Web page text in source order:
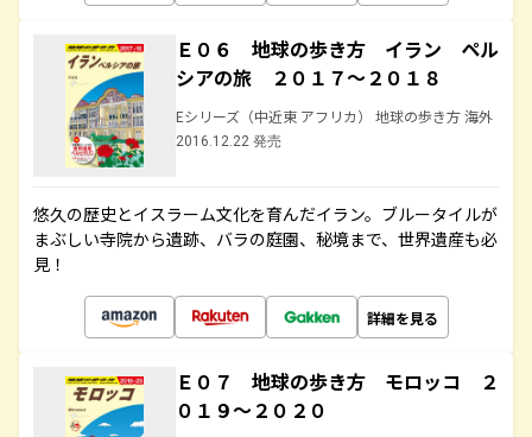
Ｅ０６ 地球の歩き方 イラン ペル
シアの旅 ２０１７～２０１８
Eシリーズ（中近東 アフリカ） 地球の歩き方 海外
2016.12.22 発売
悠久の歴史とイスラーム文化を育んだイラン。ブルータイルが
まぶしい寺院から遺跡、バラの庭園、秘境まで、世界遺産も必
見！
詳細を見る
Ｅ０７ 地球の歩き方 モロッコ ２
０１９～２０２０